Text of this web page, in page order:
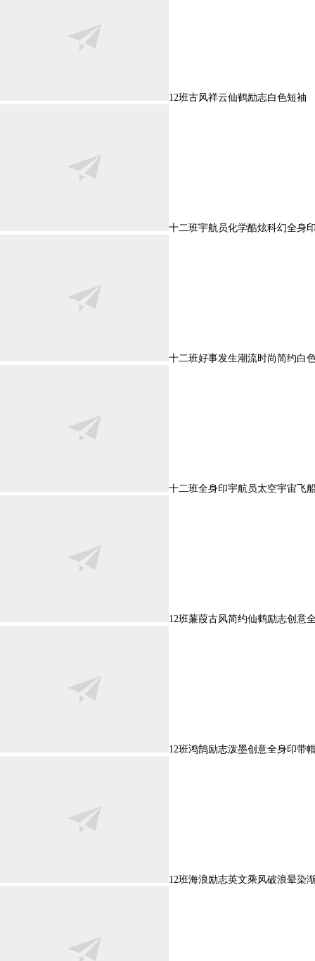
12班古风祥云仙鹤励志白色短袖
十二班宇航员化学酷炫科幻全身
十二班好事发生潮流时尚简约白
十二班全身印宇航员太空宇宙飞
12班蒹葭古风简约仙鹤励志创意
12班鸿鹄励志泼墨创意全身印带
12班海浪励志英文乘风破浪晕染